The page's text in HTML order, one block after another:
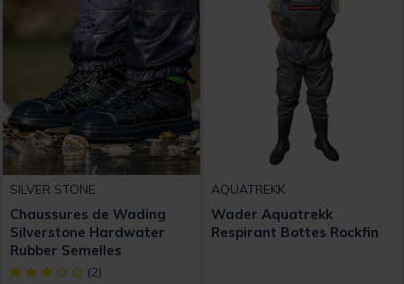
SILVER STONE
Chaussures de Wading
Silverstone Hardwater
Rubber Semelles
Caoutchouc
[object Object] out of 5 Customer Rating
(2)
AQUATREKK
Wader Aquatrekk
Respirant Bottes Rockfin